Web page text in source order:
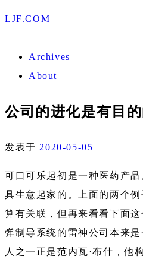
LJF.COM
Archives
About
公司的进化是有目的
发表于 2020-05-05
可口可乐起初是一种医药产
具生意起家的。上面的两个
算有关联，但再来看看下面
弹制导系统的雷神公司本来
人之一正是范内瓦·布什，他